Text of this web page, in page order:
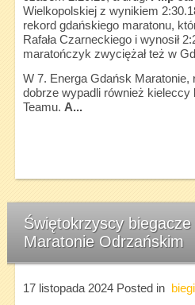
Wielkopolskiej z wynikiem
rekord gdańskiego maratonu,
Rafała Czarneckiego i wynosił
maratończyk zwyciężał też w
W 7. Energa Gdańsk Maratonie,
dobrze wypadli również
Teamu. A...
Świętokrzyscy
Maratonie Odrzańskim
17 listopada 2024Posted in biegi